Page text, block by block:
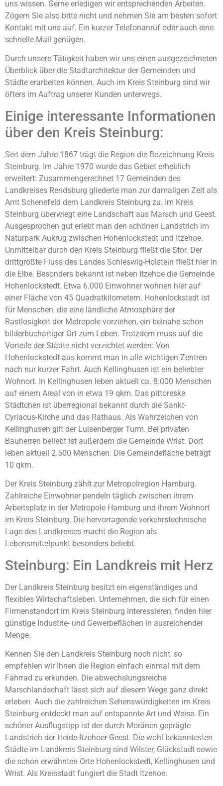
uns wissen. Gerne erledigen wir entsprechenden Arbeiten.
Zögern Sie also bitte nicht und nehmen Sie am besten sofort
Kontakt mit uns auf. Ein kurzer Telefonanruf oder auch eine
schnelle Mail genügen.
Durch unsere Tätigkeit haben wir uns einen ausgezeichneten
Überblick über die Stadtarchitektur der Gemeinden und
Städte erarbeiten können. Auch im Kreis Steinburg sind wir
öfters im Auftrag unserer Kunden unterwegs.
Einige interessante Informationen
über den Kreis Steinburg:
Seit dem Jahre 1867 trägt die Region die Bezeichnung Kreis
Steinburg. Im Jahre 1970 wurde das Gebiet erheblich
erweitert: Zusammengerechnet 17 Gemeinden des
Landkreises Rendsburg gliederte man zur damaligen Zeit als
Amt Schenefeld dem Landkreis Steinburg zu. Im Kreis
Steinburg überwiegt eine Landschaft aus Marsch und Geest.
Ausgesprochen gut erlebt man den schönen Landstrich im
Naturpark Aukrug zwischen Hohenlockstedt und Itzehoe.
Unmittelbar durch den Kreis Steinburg fließt die Stör. Der
drittgrößte Fluss des Landes Schleswig-Holstein fließt hier in
die Elbe. Besonders bekannt ist neben Itzehoe die Gemeinde
Hohenlockstedt. Etwa 6.000 Einwohner wohnen hier auf
einer Fläche von 45 Quadratkilometern. Hohenlockstedt ist
für Menschen, die eine ländliche Atmosphäre der
Rastlosigkeit der Metropole vorziehen, ein beinahe schon
bilderbuchartiger Ort zum Leben. Trotzdem muss auf die
Vorteile der Städte nicht verzichtet werden: Von
Hohenlockstedt aus kommt man in alle wichtigen Zentren
nach nur kurzer Fahrt. Auch Kellinghusen ist ein beliebter
Wohnort. In Kellinghusen leben aktuell ca. 8.000 Menschen
auf einem Areal von in etwa 19 qkm. Das pittoreske
Städtchen ist überregional bekannt durch die Sankt-
Cyriacus-Kirche und das Rathaus. Als Wahrzeichen von
Kellinghusen gilt der Luisenberger Turm. Bei privaten
Bauherren beliebt ist außerdem die Gemeinde Wrist. Dort
leben aktuell 2.500 Menschen. Die Gemeindefläche beträgt
10 qkm.
Der Kreis Steinburg zählt zur Metropolregion Hamburg.
Zahlreiche Einwohner pendeln täglich zwischen ihrem
Arbeitsplatz in der Metropole Hamburg und ihrem Wohnort
im Kreis Steinburg. Die hervorragende verkehrstechnische
Lage des Landkreises macht die Region als
Lebensmittelpunkt besonders beliebt.
Steinburg: Ein Landkreis mit Herz
Der Landkreis Steinburg besitzt ein eigenständiges und
flexibles Wirtschaftsleben. Unternehmen, die sich für einen
Firmenstandort im Kreis Steinburg interessieren, finden hier
günstige Industrie- und Gewerbeflächen in ausreichender
Menge.
Kennen Sie den Landkreis Steinburg noch nicht, so
empfehlen wir Ihnen die Region einfach einmal mit dem
Fahrrad zu erkunden. Die abwechslungsreiche
Marschlandschaft lässt sich auf diesem Wege ganz direkt
erleben. Auch die zahlreichen Sehenswürdigkeiten im Kreis
Steinburg entdeckt man auf entspannte Art und Weise. Ein
schöner Ausflugstipp ist der durch Moränen geprägte
Landstrich der Heide-Itzehoer-Geest. Die wohl bekanntesten
Städte im Landkreis Steinburg sind Wilster, Glückstadt sowie
die schon erwähnten Orte Hohenlockstedt, Kellinghusen und
Wrist. Als Kreisstadt fungiert die Stadt Itzehoe.